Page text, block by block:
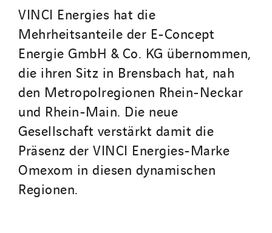
VINCI Energies hat die
Mehrheitsanteile der E-Concept
Energie GmbH & Co. KG übernommen,
die ihren Sitz in Brensbach hat, nah
den Metropolregionen Rhein-Neckar
und Rhein-Main. Die neue
Gesellschaft verstärkt damit die
Präsenz der VINCI Energies-Marke
Omexom in diesen dynamischen
Regionen.
Valentin
Valette
VINCI Stiftung
LÄNDERSEITEN
Austria
Belgium
Brasil
Czech Republic
Danemark